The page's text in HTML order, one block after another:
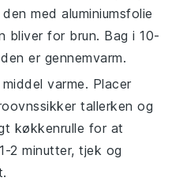
med aluminiumsfolie
bliver for brun. Bag i 10-
er gennemvarm.
varme. Placer
tallerken og
køkkenrulle for at
2 minutter, tjek og